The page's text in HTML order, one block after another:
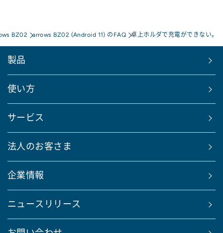
BZ02 arrows BZ02 (Android 11) のFAQ 卓上ホルダで充電ができない。
製品
使い方
サービス
法人のお客さま
企業情報
ニュースリリース